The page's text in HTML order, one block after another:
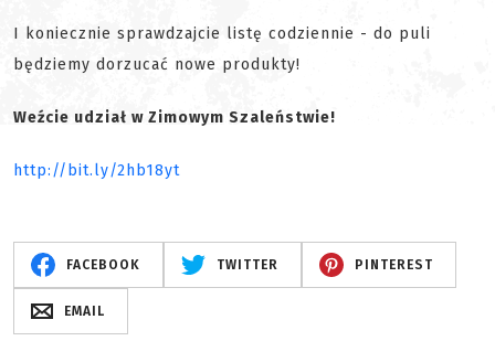
I koniecznie sprawdzajcie listę codziennie - do puli
będziemy dorzucać nowe produkty!
Weźcie udział w Zimowym Szaleństwie!
http://bit.ly/2hb18yt
FACEBOOK TWITTER PINTEREST
EMAIL